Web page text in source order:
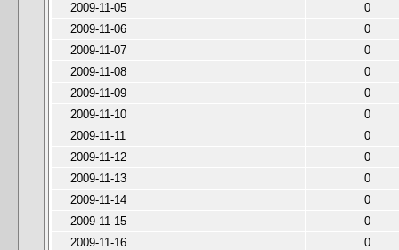
2009-11-05
0
2009-11-06
0
2009-11-07
0
2009-11-08
0
2009-11-09
0
2009-11-10
0
2009-11-11
0
2009-11-12
0
2009-11-13
0
2009-11-14
0
2009-11-15
0
2009-11-16
0